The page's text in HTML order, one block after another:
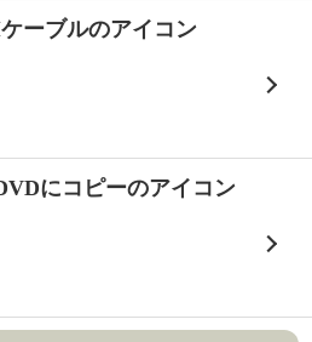
ーブルのアイコン
にコピーのアイコン